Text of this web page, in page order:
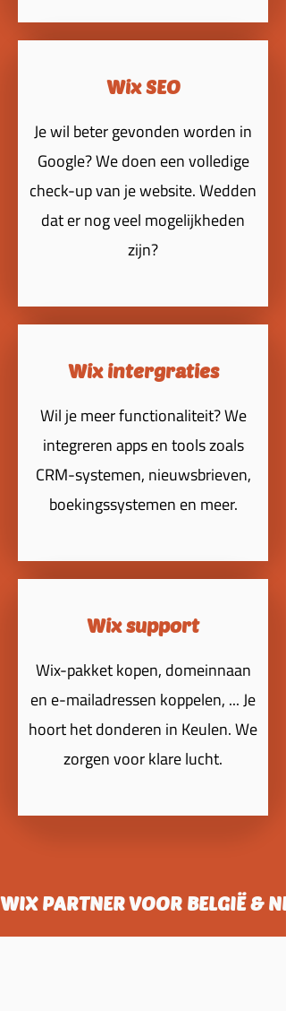
Wix SEO
Je wil beter gevonden worden in
Google? We doen een volledige
check-up van je website. Wedden
dat er nog veel mogelijkheden
zijn?
Wix intergraties
Wil je meer functionaliteit? We
integreren apps en tools zoals
CRM-systemen, nieuwsbrieven,
boekingssystemen en meer.
Wix support
Wix-pakket kopen, domeinnaan
en e-mailadressen koppelen, ... Je
hoort het donderen in Keulen. We
zorgen voor klare lucht.
WIX PARTNER VOOR BELGIË &